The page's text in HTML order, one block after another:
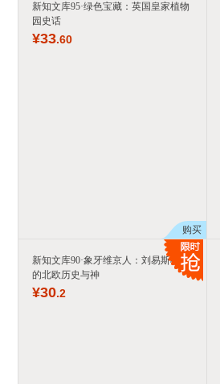
新知文库95·绿色宝藏：英国皇家植物
园史话
¥33.60
购买
新知文库90·象牙维京人：刘易斯棋中
的北欧历史与神
¥30.2